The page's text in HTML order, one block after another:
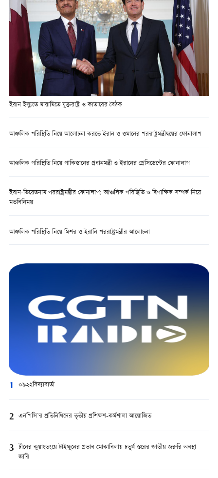
ইরান ইস্যুতে মায়ামিতে যুক্তরাষ্ট্র ও কাতারের বৈঠক
আঞ্চলিক পরিস্থিতি নিয়ে আলোচনা করতে ইরান ও ওমানের পররাষ্ট্রমন্ত্রীদ্বয়ের ফোনালাপ
আঞ্চলিক পরিস্থিতি নিয়ে পাকিস্তানের প্রধানমন্ত্রী ও ইরানের প্রেসিডেন্টের ফোনালাপ
ইরান-ভিয়েতনাম পররাষ্ট্রমন্ত্রীর ফোনালাপ: আঞ্চলিক পরিস্থিতি ও দ্বিপাক্ষিক সম্পর্ক নিয়ে
মতবিনিময়
আঞ্চলিক পরিস্থিতি নিয়ে মিশর ও ইরানি পররাষ্ট্রমন্ত্রীর আলোচনা
1 ০৯২২বিদ্যাবার্তা
2 এনপিসি’র প্রতিনিধিদের তৃতীয় প্রশিক্ষণ-কর্মশালা আয়োজিত
3 চীনের কুয়াংতংয়ে টাইফুনের প্রভাব মোকাবিলায় চতুর্থ স্তরের জাতীয় জরুরি অবস্থা
জারি